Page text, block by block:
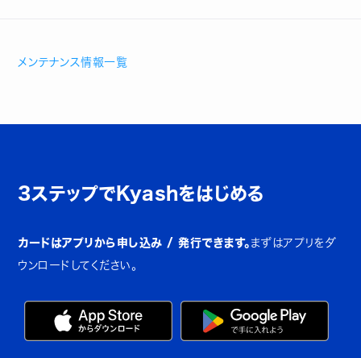
メンテナンス情報一覧
3ステップでKyashをはじめる
カードはアプリから申し込み / 発行できます。 まずはアプリをダ
ウンロードしてください。